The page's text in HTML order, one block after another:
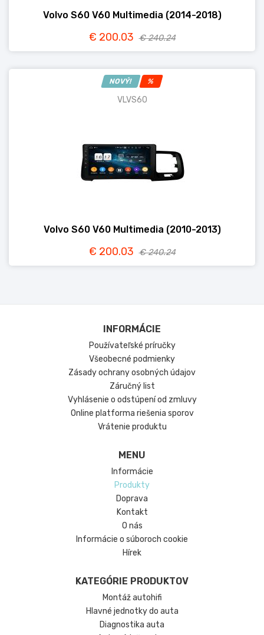
Volvo S60 V60 Multimedia (2014-2018)
€ 200.03 € 240.24
NOVÝ! %
VLVS60
Volvo S60 V60 Multimedia (2010-2013)
€ 200.03 € 240.24
INFORMÁCIE
Používateľské príručky
Všeobecné podmienky
Zásady ochrany osobných údajov
Záručný list
Vyhlásenie o odstúpení od zmluvy
Online platforma riešenia sporov
Vrátenie produktu
MENU
Informácie
Produkty
Doprava
Kontakt
O nás
Informácie o súboroch cookie
Hírek
KATEGÓRIE PRODUKTOV
Montáž autohifi
Hlavné jednotky do auta
Diagnostika auta